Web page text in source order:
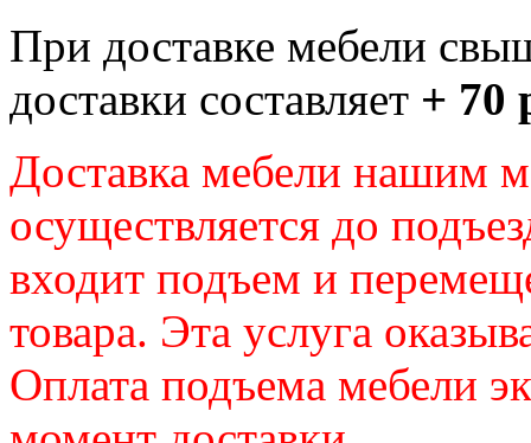
При доставке мебели
доставки составляет + 70
Доставка мебели нашим
осуществляется до
входит подъем и
товара. Эта услуга
Оплата подъема мебели